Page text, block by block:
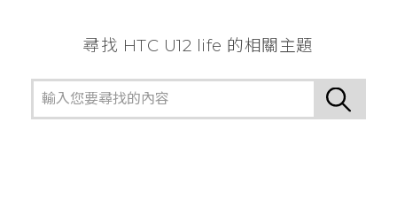
尋找 HTC U12 life 的相關主題